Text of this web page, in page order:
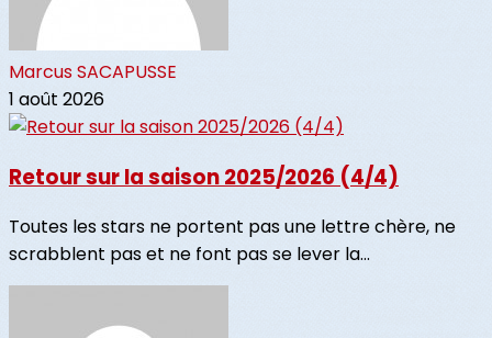
Marcus SACAPUSSE
1 août 2026
Retour sur la saison 2025/2026 (4/4)
Toutes les stars ne portent pas une lettre chère, ne
scrabblent pas et ne font pas se lever la...